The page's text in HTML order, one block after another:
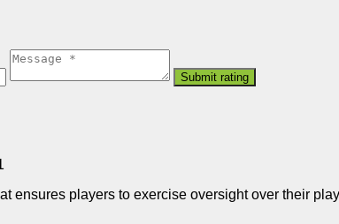
ensures players to exercise oversight over their